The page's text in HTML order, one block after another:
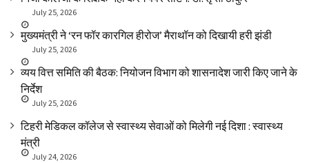
July 25, 2026
मुख्यमंत्री ने ‘रन फॉर कारगिल हीरोज’ मैराथॉन को दिखायी हरी झंडी
July 25, 2026
व्यय वित्त समिति की बैठक: नियोजन विभाग को शासनादेश जारी किए जाने के
निर्देश
July 25, 2026
टिहरी मेडिकल कॉलेज से स्वास्थ्य सेवाओं को मिलेगी नई दिशा : स्वास्थ्य
मंत्री
July 24, 2026